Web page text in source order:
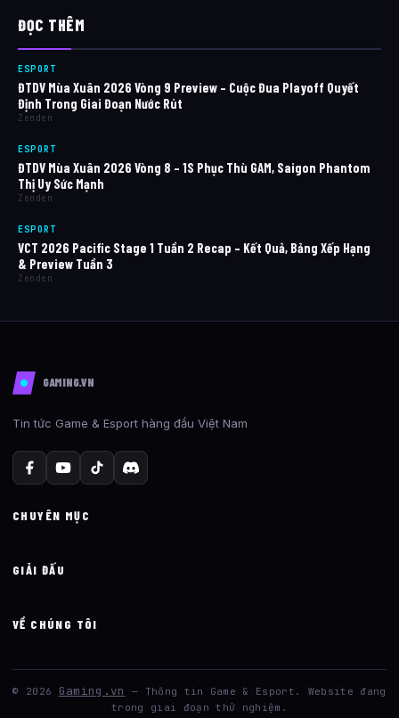
ĐỌC THÊM
ESPORT
ĐTDV Mùa Xuân 2026 Vòng 9 Preview – Cuộc Đua Playoff Quyết
Định Trong Giai Đoạn Nước Rút
Zenden
ESPORT
ĐTDV Mùa Xuân 2026 Vòng 8 – 1S Phục Thù GAM, Saigon Phantom
Thị Uy Sức Mạnh
Zenden
ESPORT
VCT 2026 Pacific Stage 1 Tuần 2 Recap – Kết Quả, Bảng Xếp Hạng
& Preview Tuần 3
Zenden
GAMING.VN
Tin tức Game & Esport hàng đầu Việt Nam
CHUYÊN MỤC
GIẢI ĐẤU
VỀ CHÚNG TÔI
© 2026 Gaming.vn
— Thông tin Game & Esport. Website đang
trong giai đoạn thử nghiệm.